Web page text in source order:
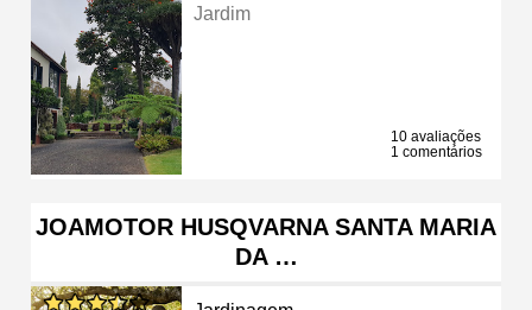
Jardim
10 avaliações
1 comentários
JOAMOTOR HUSQVARNA SANTA MARIA
DA …